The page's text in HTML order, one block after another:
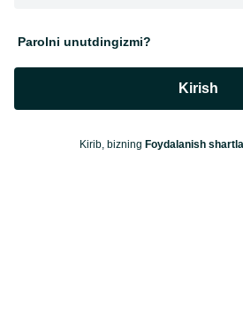
Parolni unutdingizmi?
Kirish
Kirib, bizning Foydalanish